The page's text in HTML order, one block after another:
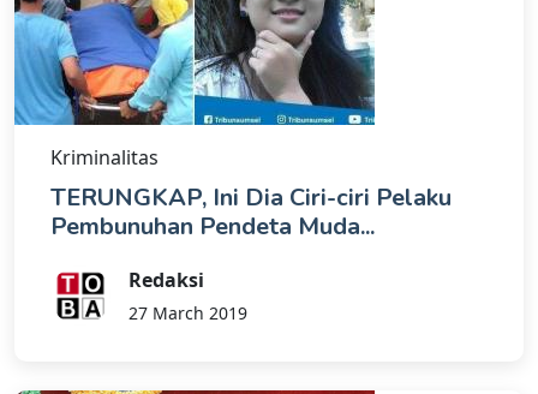
Kriminalitas
TERUNGKAP, Ini Dia Ciri-ciri Pelaku
Pembunuhan Pendeta Muda...
Redaksi
27 March 2019